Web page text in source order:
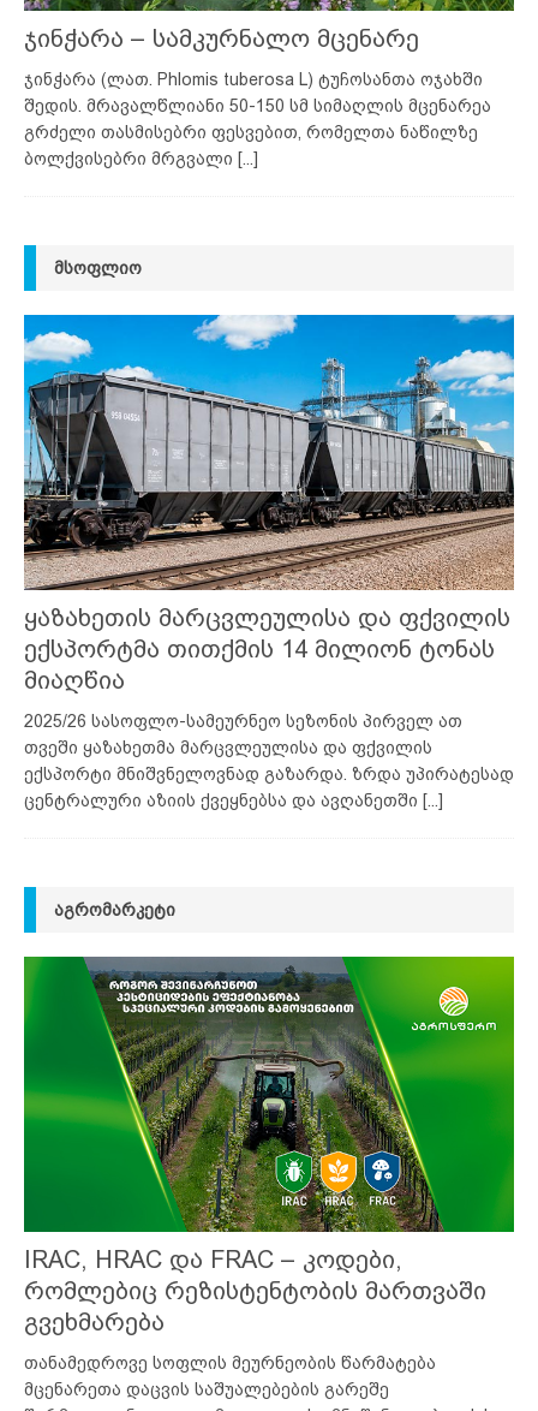
ჯინჭარა – სამკურნალო მცენარე
ჯინჭარა (ლათ. Phlomis tuberosa L) ტუჩოსანთა ოჯახში
შედის. მრავალწლიანი 50-150 სმ სიმაღლის მცენარეა
გრძელი თასმისებრი ფესვებით, რომელთა ნაწილზე
ბოლქვისებრი მრგვალი [...]
ᲛᲡᲝᲤᲚᲘᲝ
ყაზახეთის მარცვლეულისა და ფქვილის
ექსპორტმა თითქმის 14 მილიონ ტონას
მიაღწია
2025/26 სასოფლო-სამეურნეო სეზონის პირველ ათ
თვეში ყაზახეთმა მარცვლეულისა და ფქვილის
ექსპორტი მნიშვნელოვნად გაზარდა. ზრდა უპირატესად
ცენტრალური აზიის ქვეყნებსა და ავღანეთში [...]
ᲐᲒᲠᲝᲛᲐᲠᲙᲔᲢᲘ
IRAC, HRAC და FRAC – კოდები,
რომლებიც რეზისტენტობის მართვაში
გვეხმარება
თანამედროვე სოფლის მეურნეობის წარმატება
მცენარეთა დაცვის საშუალებების გარეშე